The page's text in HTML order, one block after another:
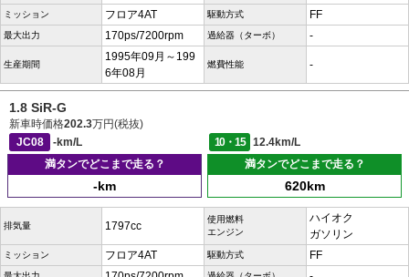
ミッション フロア4AT 駆動方式 FF
最大出力 170ps/7200rpm 過給器（ターボ） -
生産期間
1995年09月～199
6年08月
燃費性能 -
1.8 SiR-G
新車時価格202.3万円(税抜)
JC08
-km/L 10・15
12.4km/L
満タンでどこまで走る？
-km
満タンでどこまで走る？
620km
排気量 1797cc
使用燃料
エンジン
ハイオク
ガソリン
ミッション フロア4AT 駆動方式 FF